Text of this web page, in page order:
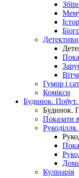
Гумор і
Комікси
Будинок. Побут.
Будинок.
Показати
Кулінарія